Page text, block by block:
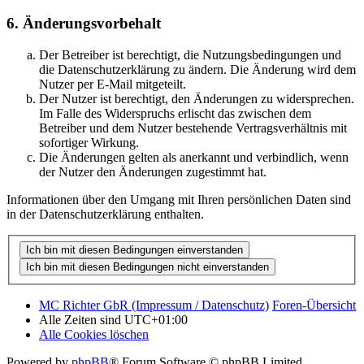
6. Änderungsvorbehalt
Der Betreiber ist berechtigt, die Nutzungsbedingungen und
die Datenschutzerklärung zu ändern. Die Änderung wird dem
Nutzer per E-Mail mitgeteilt.
Der Nutzer ist berechtigt, den Änderungen zu widersprechen.
Im Falle des Widerspruchs erlischt das zwischen dem
Betreiber und dem Nutzer bestehende Vertragsverhältnis mit
sofortiger Wirkung.
Die Änderungen gelten als anerkannt und verbindlich, wenn
der Nutzer den Änderungen zugestimmt hat.
Informationen über den Umgang mit Ihren persönlichen Daten sind
in der Datenschutzerklärung enthalten.
MC Richter GbR (Impressum / Datenschutz) Foren-Übersicht
Alle Zeiten sind UTC+01:00
Alle Cookies löschen